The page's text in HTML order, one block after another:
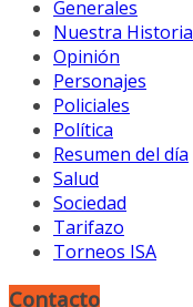
Generales
Nuestra Historia
Opinión
Personajes
Policiales
Política
Resumen del día
Salud
Sociedad
Tarifazo
Torneos ISA
Contacto